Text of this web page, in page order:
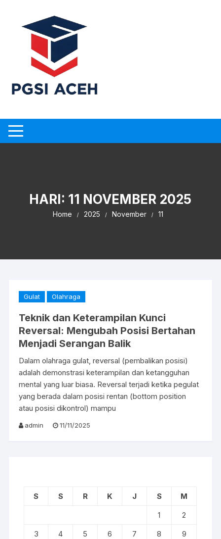
content
HARI: 11 NOVEMBER 2025
Home 2025 November 11
Gulat Olahraga
Teknik dan Keterampilan Kunci
Reversal: Mengubah Posisi Bertahan
Menjadi Serangan Balik
Dalam olahraga gulat, reversal (pembalikan posisi)
adalah demonstrasi keterampilan dan ketangguhan
mental yang luar biasa. Reversal terjadi ketika pegulat
yang berada dalam posisi rentan (bottom position
atau posisi dikontrol) mampu
admin 11/11/2025
S S R K J S
M
1
2
3
4 5 6 7 8
9